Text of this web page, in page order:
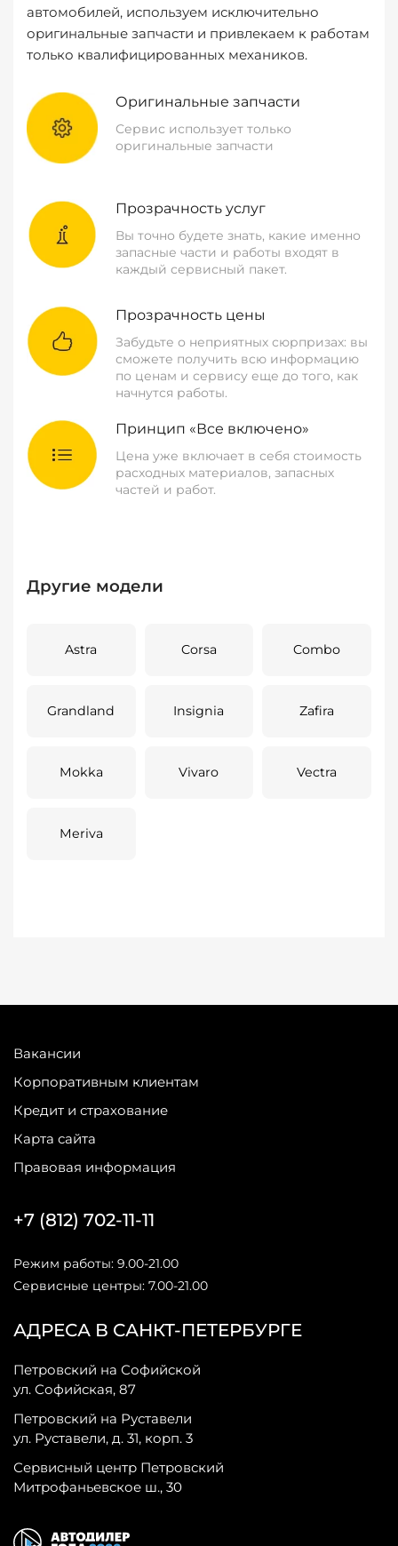
автомобилей, используем исключительно
оригинальные запчасти и привлекаем к работам
только квалифицированных механиков.
Оригинальные запчасти
Сервис использует только
оригинальные запчасти
Прозрачность услуг
Вы точно будете знать, какие именно
запасные части и работы входят в
каждый сервисный пакет.
Прозрачность цены
Забудьте о неприятных сюрпризах: вы
сможете получить всю информацию
по ценам и сервису еще до того, как
начнутся работы.
Принцип «Все включено»
Цена уже включает в себя стоимость
расходных материалов, запасных
частей и работ.
Другие модели
Astra Corsa Combo
Grandland Insignia Zafira
Mokka Vivaro Vectra
Meriva
Вакансии
Корпоративным клиентам
Кредит и страхование
Карта сайта
Правовая информация
АДРЕСА В САНКТ-ПЕТЕРБУРГЕ
Петровский на Софийской
ул. Софийская, 87
Петровский на Руставели
ул. Руставели, д. 31, корп. 3
Сервисный центр Петровский
Митрофаньевское ш., 30
+7 (812) 702-11-11
Режим работы: 9.00-21.00
Сервисные центры: 7.00-21.00